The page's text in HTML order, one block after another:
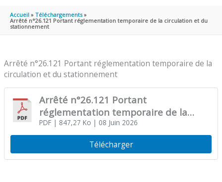
PRINCIPAL
Accueil
Téléchargements
Arrêté n°26.121 Portant réglementation temporaire de la circulation et du
stationnement
Arrêté n°26.121 Portant réglementation temporaire de la
circulation et du stationnement
Arrêté n°26.121 Portant
réglementation temporaire de la
circulation et du stationnement
PDF| 847,27 Ko | 08 Juin 2026
Télécharger